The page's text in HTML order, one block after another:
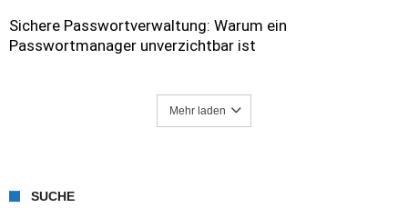
Sichere Passwortverwaltung: Warum ein
Passwortmanager unverzichtbar ist
Mehr laden
SUCHE